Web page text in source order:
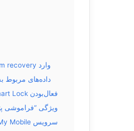
وارد Custom recovery شوید
داده‌های مربوط
فعال‌بودن Smart Lock را چک کنید
ویژگی “فراموشی
سرویس Find My Mobile